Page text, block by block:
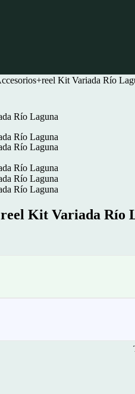
Kit Variada Río
Kit Variada Río